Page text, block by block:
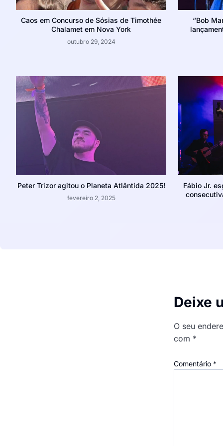
Caos em Concurso de Sósias de Timothée
Chalamet em Nova York
outubro 29, 2024
“Bob
Peter Trizor agitou o Planeta Atlântida 2025!
fevereiro 2, 2025
Fábio Jr.
Deixe
O seu
com *
Comentário *